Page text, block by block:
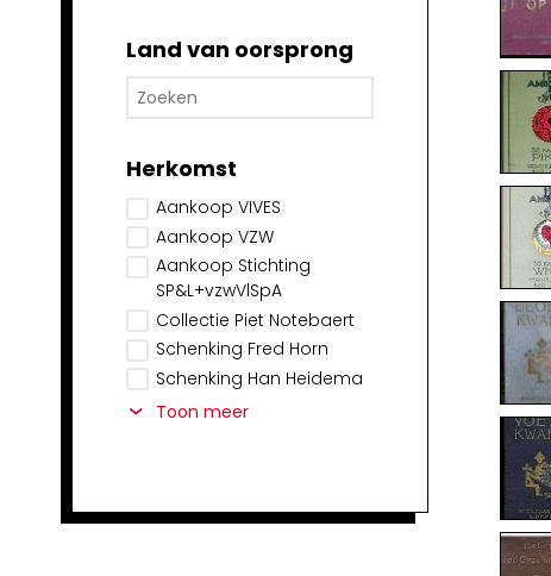
Land van oorsprong
Herkomst
Aankoop VIVES
Aankoop VZW
Aankoop Stichting
SP&L+vzwVlSpA
Collectie Piet Notebaert
Schenking Fred Horn
Schenking Han Heidema
Toon meer